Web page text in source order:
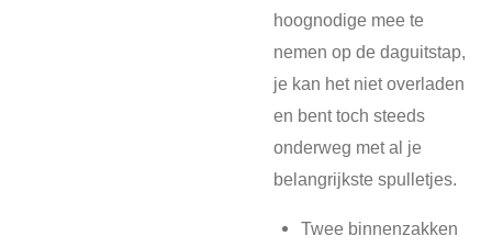
hoognodige mee te
nemen op de daguitstap,
je kan het niet overladen
en bent toch steeds
onderweg met al je
belangrijkste spulletjes.
Twee binnenzakken